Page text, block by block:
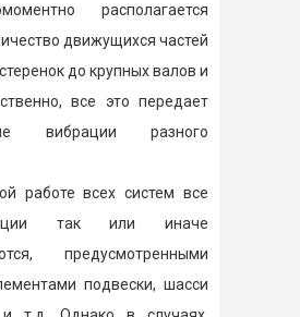
располагается
движущихся частей
до крупных валов и
все это передает
вибрации разного
работе всех систем все
так или иначе
предусмотренными
подвески, шасси